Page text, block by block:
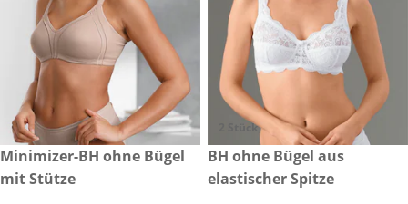
€ 49,99
Minimizer-BH ohne Bügel
mit Stütze
2 Stück
€ 69,99
BH ohne Bügel aus
elastischer Spitze